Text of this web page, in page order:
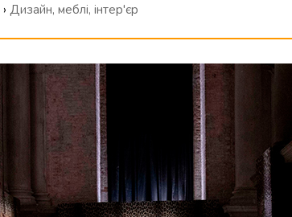
› Дизайн, меблі, інтер'єр